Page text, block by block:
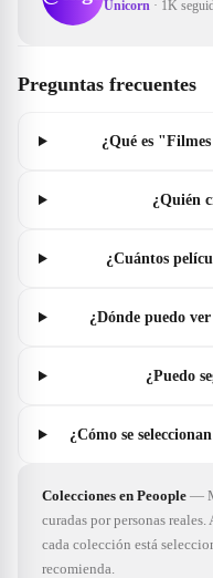
Unicorn · 1K
Preguntas frecuentes
¿Qué es
¿Quién
¿Cuántos
¿Dónde puedo
¿Puedo
¿Cómo se
Colecciones en Peoople —
curadas por personas
cada colección está
recomienda.